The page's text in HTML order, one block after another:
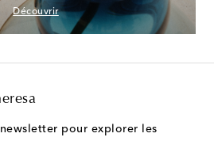
Découvrir
newsletter pour explorer les